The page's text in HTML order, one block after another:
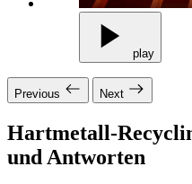
play
Previous Next
Hartmetall-
und Antworten